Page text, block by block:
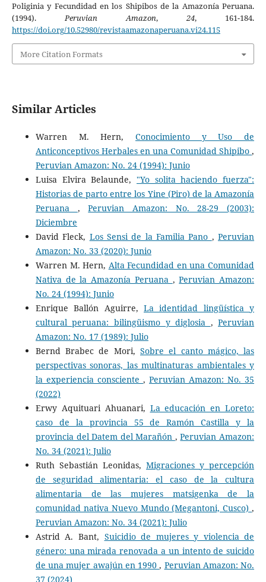
Poliginia y Fecundidad en los Shipibos de la Amazonía Peruana.
(1994).Peruvian Amazon,24, 161-184.
https://doi.org/10.52980/revistaamazonaperuana.vi24.115
More Citation Formats
Similar Articles
Warren M. Hern, Conocimiento y Uso de
Anticonceptivos Herbales en una Comunidad Shipibo,
Peruvian Amazon: No. 24 (1994): Junio
Luisa Elvira Belaunde, "Yo solita haciendo fuerza":
Historias de parto entre los Yine (Piro) de la Amazonía
Peruana ,Peruvian Amazon: No. 28-29 (2003):
Diciembre
David Fleck, Los Sensi de la Familia Pano ,Peruvian
Amazon: No. 33 (2020): Junio
Warren M. Hern, Alta Fecundidad en una Comunidad
Nativa de la Amazonía Peruana ,Peruvian Amazon:
No. 24 (1994): Junio
Enrique Ballón Aguirre, La identidad lingüística y
cultural peruana: bilingüismo y diglosia ,Peruvian
Amazon: No. 17 (1989): Julio
Bernd Brabec de Mori, Sobre el canto mágico, las
perspectivas sonoras, las multinaturas ambientales y
la experiencia consciente ,Peruvian Amazon: No. 35
(2022)
Erwy Aquituari Ahuanari, La educación en Loreto:
caso de la provincia 55 de Ramón Castilla y la
provincia del Datem del Marañón ,Peruvian Amazon:
No. 34 (2021): Julio
Ruth Sebastián Leonidas,Migraciones y percepción
de seguridad alimentaria: el caso de la cultura
alimentaria de las mujeres matsigenka de la
comunidad nativa Nuevo Mundo (Megantoni, Cusco),
Peruvian Amazon: No. 34 (2021): Julio
Astrid A. Bant, Suicidio de mujeres y violencia de
género: una mirada renovada a un intento de suicido
de una mujer awajún en 1990, Peruvian Amazon: No.
37 (2024)